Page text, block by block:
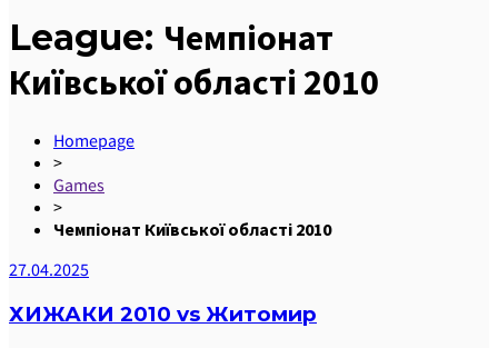
League: Чемпіонат
Київської області 2010
Homepage
>
Games
>
Чемпіонат Київської області 2010
27.04.2025
ХИЖАКИ 2010 vs Житомир